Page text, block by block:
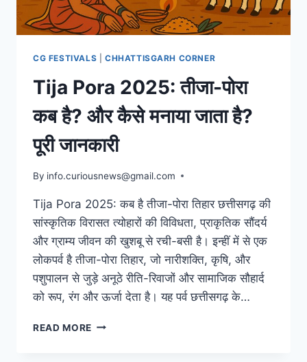
CG FESTIVALS CHHATTISGARH CORNER
Tija Pora 2025: तीजा-पोरा
कब है? और कैसे मनाया जाता है?
पूरी जानकारी
By info.curiousnews@gmail.com
July 24, 2025
Tija Pora 2025: कब है तीजा-पोरा तिहार छत्तीसगढ़ की
सांस्कृतिक विरासत त्योहारों की विविधता, प्राकृतिक सौंदर्य
और ग्राम्य जीवन की खुशबू से रची-बसी है। इन्हीं में से एक
लोकपर्व है तीजा-पोरा तिहार, जो नारीशक्ति, कृषि, और
पशुपालन से जुड़े अनूठे रीति-रिवाजों और सामाजिक सौहार्द
को रूप, रंग और ऊर्जा देता है। यह पर्व छत्तीसगढ़ के…
READ MORE TIJA